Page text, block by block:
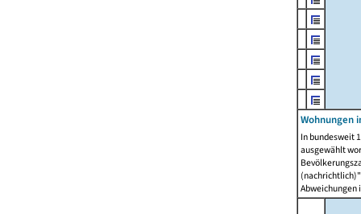
Wohnungen
In bundesweit
ausgewählt
Abweichungen